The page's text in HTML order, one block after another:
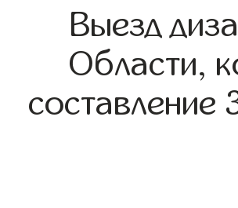
Выезд
Области,
составление